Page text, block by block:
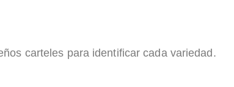
carteles para identificar cada variedad.